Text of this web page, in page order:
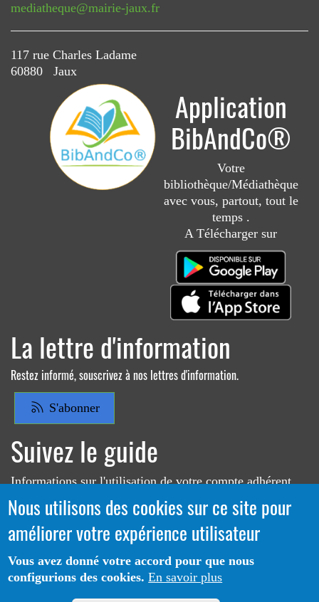
mediatheque@mairie-jaux.fr
117 rue Charles Ladame
60880 Jaux
Application
BibAndCo®
Votre
bibliothèque/Médiathèque
avec vous, partout, tout le
temps .
A Télécharger sur
La lettre d'information
Restez informé, souscrivez à nos lettres d'information.
S'abonner
Suivez le guide
Informations sur l'utilisation de votre compte adhérent
Voir le guide
Portail CoLibris® - Copyright© 2026 - LOGIQ Systèmes. Tous
droits réservés -Protection des données
Nous utilisons des cookies sur ce site pour
améliorer votre expérience utilisateur
Vous avez donné votre accord pour que nous
configurions des cookies. En savoir plus